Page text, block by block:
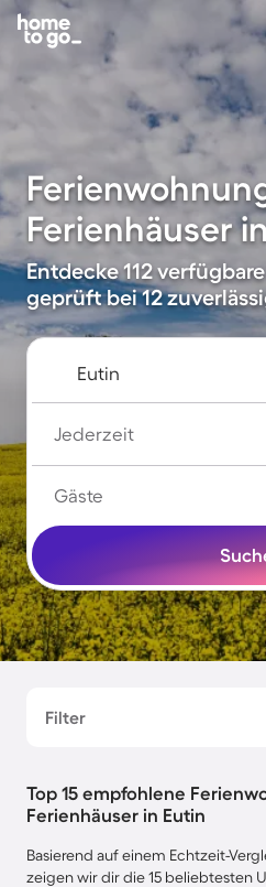
Ferienhäuser
Entdecke 112
geprüft bei 12
Jederzeit
Gäste
Filter
Top 15 empfohlene
Ferienhäuser in Eutin
Basierend auf einem Echtzeit-
zeigen wir dir die 15 beliebtesten